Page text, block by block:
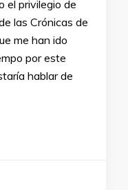
el privilegio de
las Crónicas de
me han ido
por este
hablar de